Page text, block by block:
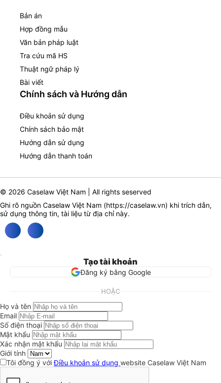
Bản án
Hợp đồng mẫu
Văn bản pháp luật
Tra cứu mã HS
Thuật ngữ pháp lý
Bài viết
Chính sách và Hướng dẫn
Điều khoản sử dụng
Chính sách bảo mật
Hướng dẫn sử dụng
Hướng dẫn thanh toán
© 2026 Caselaw Việt Nam | All rights seserved
Ghi rõ nguồn Caselaw Việt Nam (https://caselaw.vn) khi trích dẫn,
sử dụng thông tin, tài liệu từ địa chỉ này.
Tạo tài khoản
Đăng ký bằng Google
HOẶC
Họ và tên
Email
Số điện thoại
Mật khẩu
Xác nhận mật khẩu
Giới tính
Tôi đồng ý vớiĐiều khoản sử dụng website Caselaw Việt Nam